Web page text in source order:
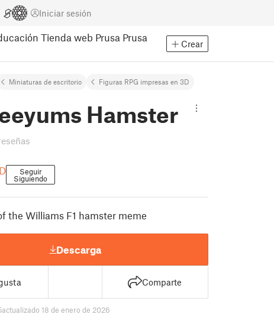
Iniciar sesión
Tienda web Prusa Prusa
Crear
Miniaturas de escritorio Figuras RPG impresas en 3D
Hamster
Seguir
Siguiendo
the Williams F1 hamster meme
Descarga
Comparte
actualizado 18 de enero de 2026